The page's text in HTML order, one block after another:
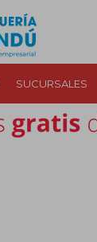
SUCURSALES